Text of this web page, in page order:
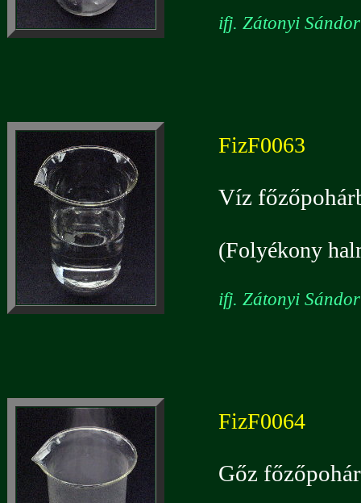
ifj. Zátonyi
FizF0063
Víz
(Folyékony
ifj. Zátonyi
FizF0064
Gőz